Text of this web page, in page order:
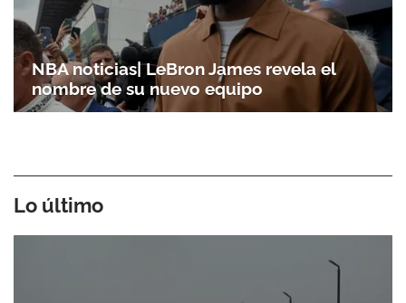
NBA noticias| LeBron James revela el
nombre de su nuevo equipo
Lo último